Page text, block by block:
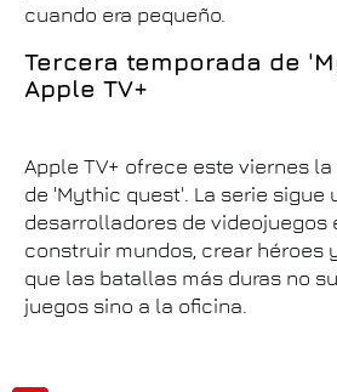
cuando era pequeño.
Tercera temporada de
Apple TV+
Apple TV+ ofrece este viernes
de 'Mythic quest'. La serie sigue
desarrolladores de videojuegos
construir mundos, crear héroes
que las batallas más duras no
juegos sino a la oficina.